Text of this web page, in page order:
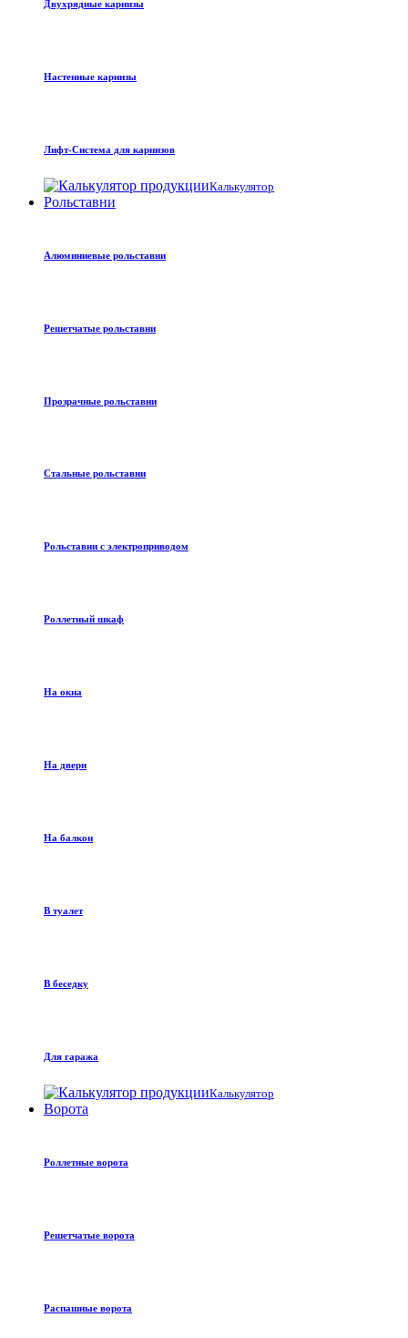
Двухрядные карнизы
Настенные карнизы
Лифт-Система для карнизов
Калькулятор
Рольставни
Алюминиевые рольставни
Решетчатые рольставни
Прозрачные рольставни
Стальные рольставни
Рольставни с электроприводом
Роллетный шкаф
На окна
На двери
На балкон
В туалет
В беседку
Для гаража
Калькулятор
Ворота
Роллетные ворота
Решетчатые ворота
Распашные ворота